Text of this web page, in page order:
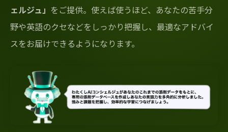
ェルジュ」 をご提供。使えば使うほど、あなたの苦手分
野や英語のクセなどをしっかり把握し、最適なアドバイ
スをお届けできるようになります。